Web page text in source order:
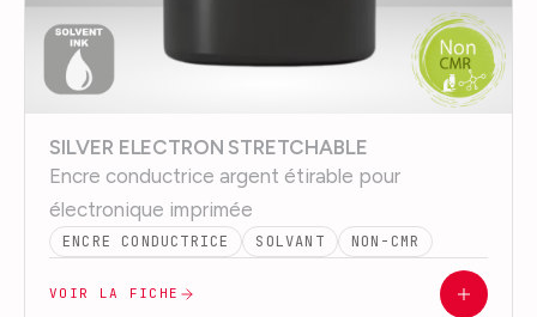
SILVER ELECTRON STRETCHABLE
Encre conductrice argent étirable pour
électronique imprimée
ENCRE CONDUCTRICE SOLVANT NON-CMR
VOIR LA FICHE